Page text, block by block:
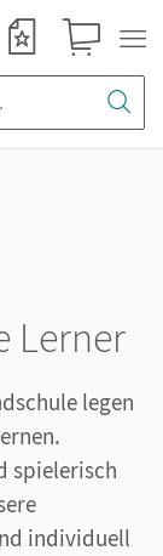
Lerner
legen
spielerisch
individuell